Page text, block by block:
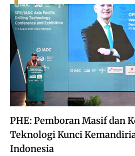
PHE: Pemboran Masif dan
Teknologi Kunci
Indonesia